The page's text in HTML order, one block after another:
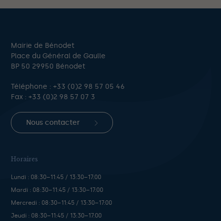
Mairie de Bénodet
Place du Général de Gaulle
BP 50 29950 Bénodet
Téléphone :+33 (0)2 98 57 05 46
Fax : +33 (0)2 98 57 07 3
Nous contacter
Horaires
Lundi : 08:30–11:45 / 13:30–17:00
Mardi : 08:30–11:45 / 13:30–17:00
Mercredi : 08:30–11:45 / 13:30–17:00
Jeudi : 08:30–11:45 / 13:30–17:00